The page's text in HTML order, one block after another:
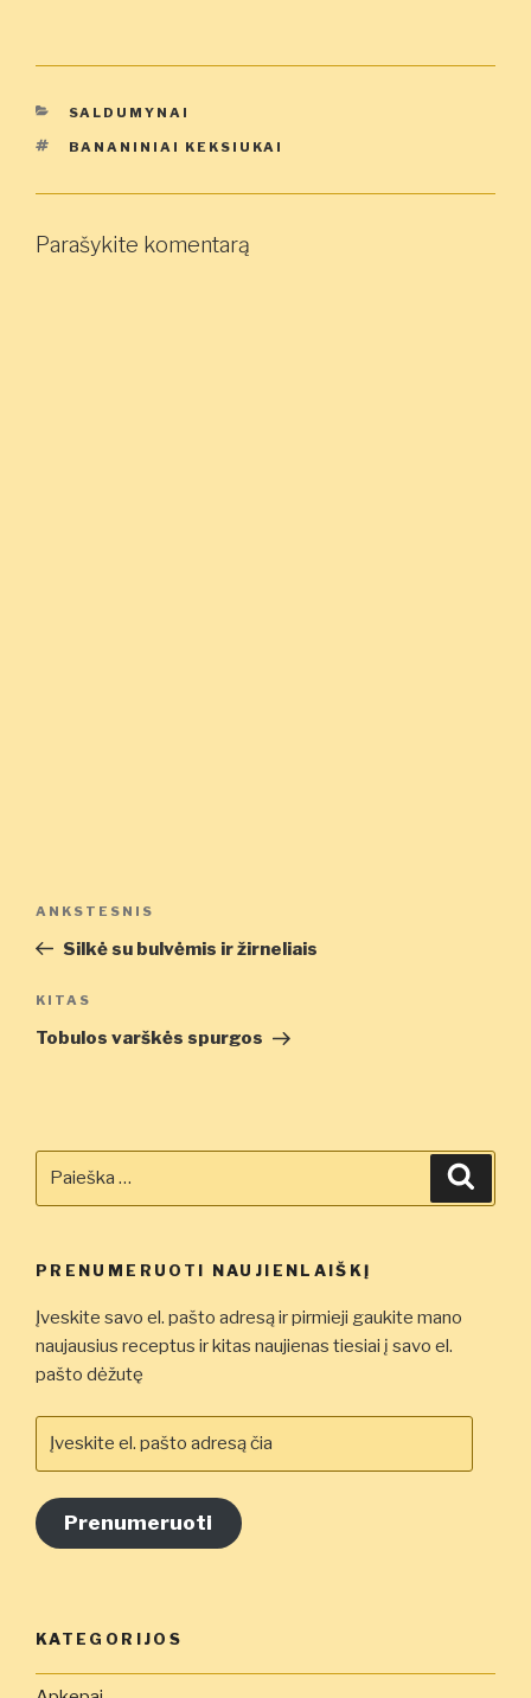
KATEGORIJOS
SALDUMYNAI
ŽYMOS
BANANINIAI KEKSIUKAI
Parašykite komentarą
įrašų
Ankstesnis
įrašas
ANKSTESNIS
Silkė su bulvėmis ir žirneliais
Kitas
įrašas
KITAS
Tobulos varškės spurgos
PRENUMERUOTI NAUJIENLAIŠKĮ
Įveskite savo el. pašto adresą ir pirmieji gaukite mano
naujausius receptus ir kitas naujienas tiesiai į savo el.
pašto dėžutę
el.
adresą
čia
Prenumeruoti
KATEGORIJOS